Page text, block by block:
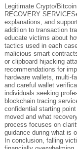
Legitimate Crypto/
RECOVERY
explanations, and
addition to transaction
educate victims about
tactics used in each
malicious smart
or clipboard hijacking
recommendations for
hardware wallets, multi-
and careful wallet
individuals seeking
blockchain tracing
confidential starting
moved and what
process focuses on
guidance during what is
In conclusion, falling